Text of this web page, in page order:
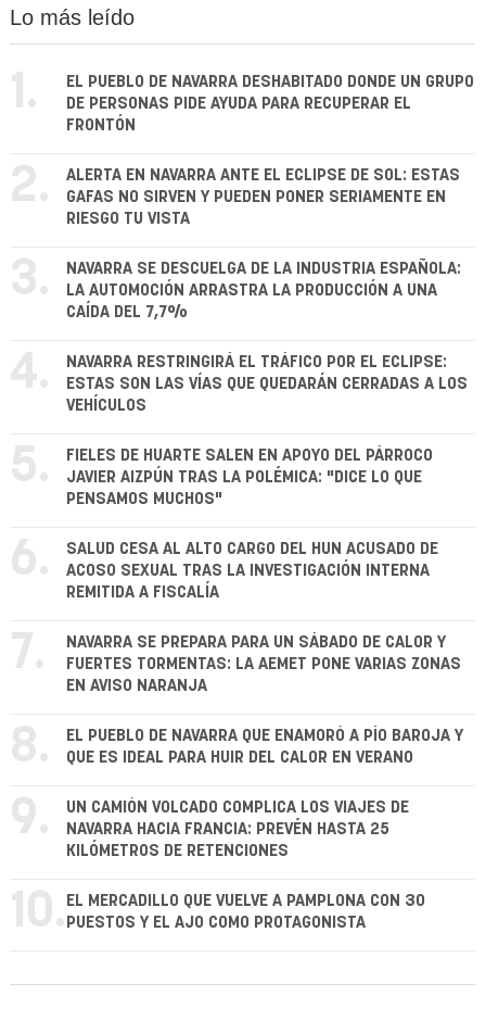
Lo más leído
1.
EL PUEBLO DE NAVARRA DESHABITADO DONDE UN GRUPO
DE PERSONAS PIDE AYUDA PARA RECUPERAR EL
FRONTÓN
2.
ALERTA EN NAVARRA ANTE EL ECLIPSE DE SOL: ESTAS
GAFAS NO SIRVEN Y PUEDEN PONER SERIAMENTE EN
RIESGO TU VISTA
3.
NAVARRA SE DESCUELGA DE LA INDUSTRIA ESPAÑOLA:
LA AUTOMOCIÓN ARRASTRA LA PRODUCCIÓN A UNA
CAÍDA DEL 7,7%
4.
NAVARRA RESTRINGIRÁ EL TRÁFICO POR EL ECLIPSE:
ESTAS SON LAS VÍAS QUE QUEDARÁN CERRADAS A LOS
VEHÍCULOS
5.
FIELES DE HUARTE SALEN EN APOYO DEL PÁRROCO
JAVIER AIZPÚN TRAS LA POLÉMICA: "DICE LO QUE
PENSAMOS MUCHOS"
6.
SALUD CESA AL ALTO CARGO DEL HUN ACUSADO DE
ACOSO SEXUAL TRAS LA INVESTIGACIÓN INTERNA
REMITIDA A FISCALÍA
7.
NAVARRA SE PREPARA PARA UN SÁBADO DE CALOR Y
FUERTES TORMENTAS: LA AEMET PONE VARIAS ZONAS
EN AVISO NARANJA
8.
EL PUEBLO DE NAVARRA QUE ENAMORÓ A PÍO BAROJA Y
QUE ES IDEAL PARA HUIR DEL CALOR EN VERANO
9.
UN CAMIÓN VOLCADO COMPLICA LOS VIAJES DE
NAVARRA HACIA FRANCIA: PREVÉN HASTA 25
KILÓMETROS DE RETENCIONES
10. EL MERCADILLO QUE VUELVE A PAMPLONA CON 30
PUESTOS Y EL AJO COMO PROTAGONISTA